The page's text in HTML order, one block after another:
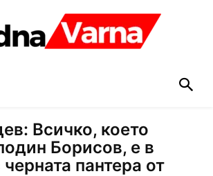
Всичко, което
Борисов, е в
пантера от